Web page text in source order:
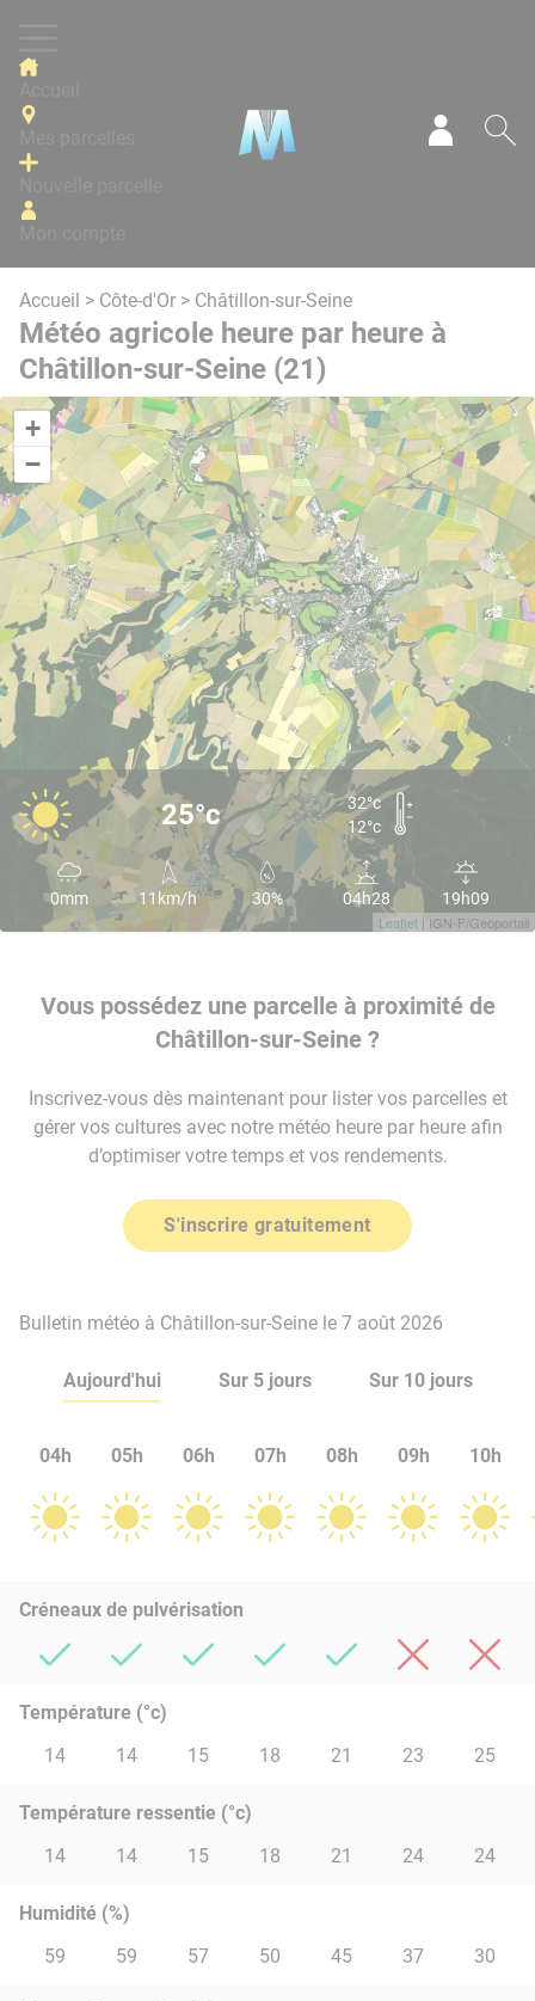
Accueil > Côte-d'Or > Châtillon-sur-Seine
Météo agricole heure par heure à
Châtillon-sur-Seine (21)
+
−
Leaflet | IGN-F/Geoportail
25°c
32°c
12°c
0mm 11km/h 30% 04h28 19h09
Vous possédez une parcelle à proximité de
Châtillon-sur-Seine ?
Inscrivez-vous dès maintenant pour lister vos parcelles et
gérer vos cultures avec notre météo heure par heure afin
d’optimiser votre temps et vos rendements.
S'inscrire gratuitement
Bulletin météo à Châtillon-sur-Seine le 7 août 2026
Aujourd'hui Sur 5 jours Sur 10 jours
04h 05h 06h 07h 08h 09h 10h
Créneaux de pulvérisation
Température (°c)
14
14 15 18 21 23 25
Température ressentie (°c)
14
14 15 18 21 24 24
Humidité (%)
59
59 57 50 45 37 30